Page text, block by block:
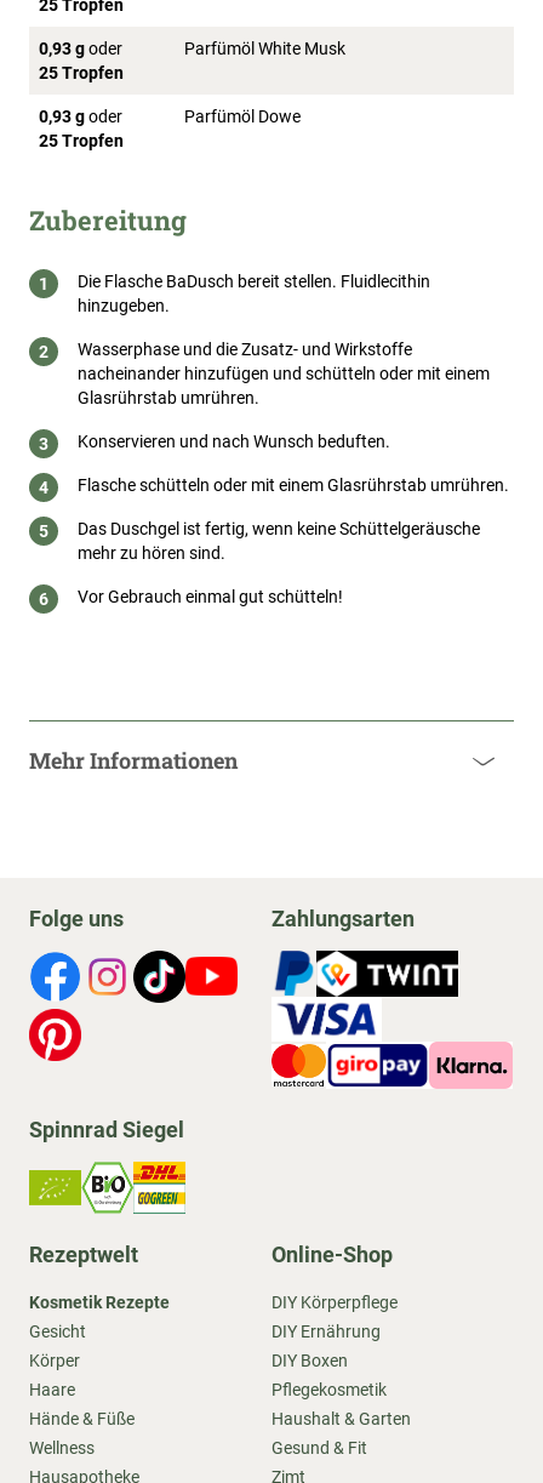
25 Tropfen
0,93 goder
25 Tropfen
Parfümöl White Musk
0,93 goder
25 Tropfen
Parfümöl Dowe
Zubereitung
Die Flasche BaDusch bereit stellen. Fluidlecithin
hinzugeben.
Wasserphase und die Zusatz- und Wirkstoffe
nacheinander hinzufügen und schütteln oder mit einem
Glasrührstab umrühren.
Konservieren und nach Wunsch beduften.
Flasche schütteln oder mit einem Glasrührstab umrühren.
Das Duschgel ist fertig, wenn keine Schüttelgeräusche
mehr zu hören sind.
Vor Gebrauch einmal gut schütteln!
Mehr Informationen
Folge uns Zahlungsarten
Spinnrad Siegel
Rezeptwelt
Kosmetik Rezepte
Gesicht
Körper
Haare
Hände & Füße
Wellness
Hausapotheke
Online-Shop
DIY Körperpflege
DIY Ernährung
DIY Boxen
Pflegekosmetik
Haushalt & Garten
Gesund & Fit
Zimt